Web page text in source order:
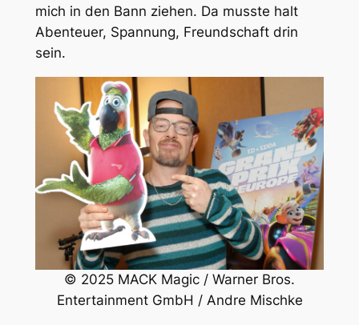
mich in den Bann ziehen. Da musste halt
Abenteuer, Spannung, Freundschaft drin
sein.
© 2025 MACK Magic / Warner Bros.
Entertainment GmbH / Andre Mischke